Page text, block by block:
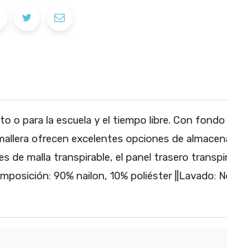
o para la escuela y el tiempo libre. Con
ofrecen excelentes opciones de
de malla transpirable, el panel trasero
90% nailon, 10% poliéster ||Lavado: